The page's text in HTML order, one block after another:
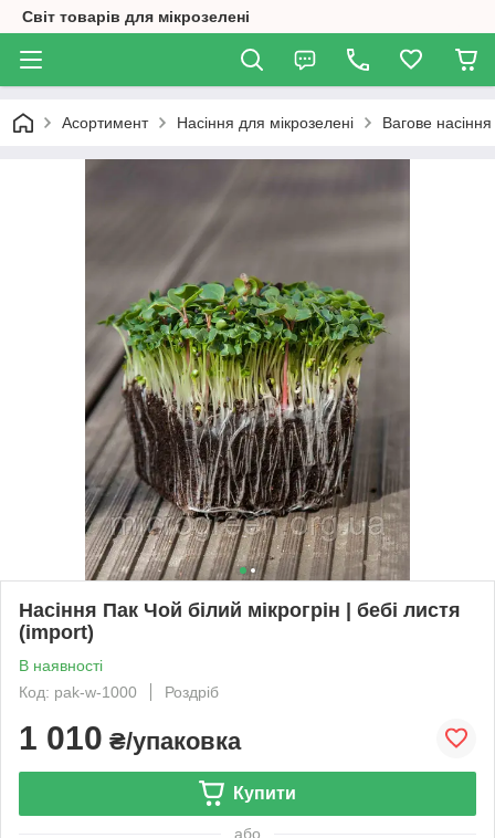
Світ товарів для мікрозелені
Асортимент Насіння для мікрозелені Вагове насіння
Насіння Пак Чой білий мікрогрін | бебі листя
(import)
В наявності
Код: pak-w-1000
Роздріб
1 010 ₴/упаковка
Купити
або